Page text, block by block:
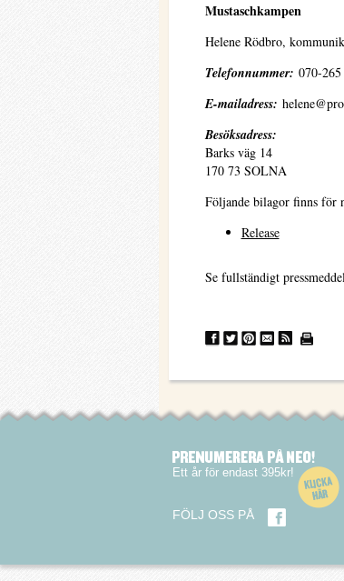
Mustaschkampen
Helene Rödbro,
Telefonnummer: 070-
E-mailadress:
Besöksadress:
Barks väg 14
170 73 SOLNA
Följande bilagor finns för
Release
Se fullständigt
Ett år för endast 395kr!
FÖLJ OSS PÅ